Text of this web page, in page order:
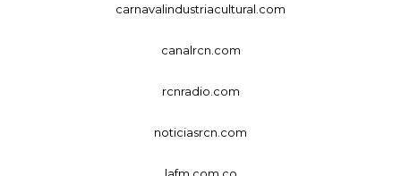
carnavalindustriacultural.com
canalrcn.com
rcnradio.com
noticiasrcn.com
lafm.com.co